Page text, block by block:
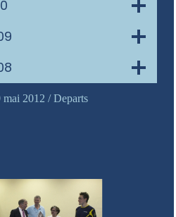
mai 2012 / Departs